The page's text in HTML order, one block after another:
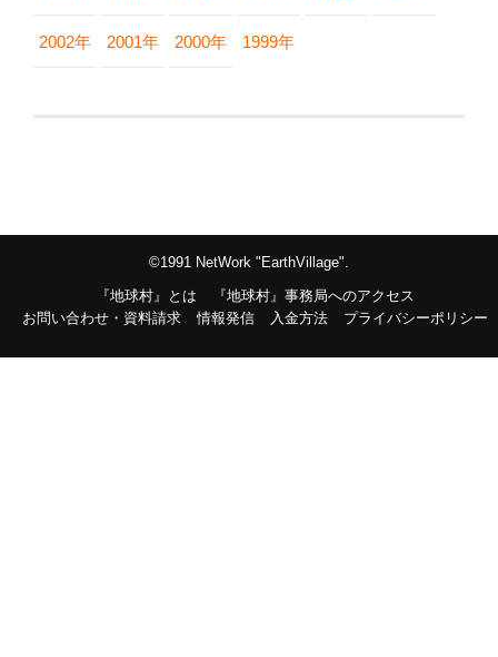
2002年 2001年 2000年 1999年
©1991 NetWork "EarthVillage".
『地球村』とは
『地球村』事務局へのアクセス
お問い合わせ・資料請求
情報発信 入金方法 プライバシーポリシー